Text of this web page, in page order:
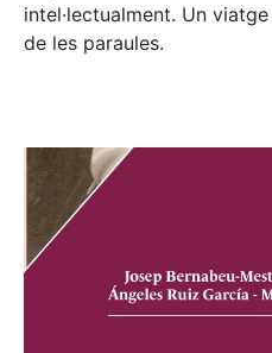
intel·lectualment. Un
de les paraules.